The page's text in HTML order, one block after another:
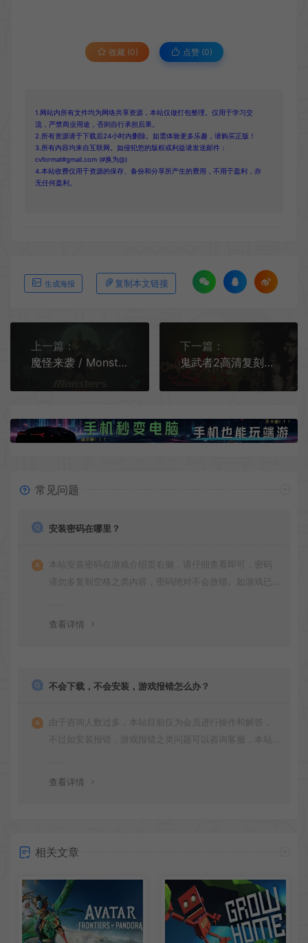
收藏 (0) 点赞 (0)
1.网站内所有文件均为网络共享资源，本站仅做打包整理。仅用于学习交
流，严禁商业用途，否则自行承担后果。
2.所有资源请于下载后24小时内删除。如需体验更多乐趣，请购买正版！
3.所有内容均来自互联网。如侵犯您的版权或利益请发送邮件：
cvformat#gmail.com (#换为@)
4.本站收费仅用于资源的保存、备份和分享所产生的费用，不用于盈利，亦
无任何盈利。
生成海报 复制本文链接
上一篇：
魔怪来袭 / Monsters are Coming 塔防生存肉鸽游戏
下一篇：
鬼武者2高清复刻版 / Onimusha 2 Samurais Destiny 经典动作游戏
常见问题
安装密码在哪里？
本站安装密码在游戏介绍页右侧，请仔细查看即可，密码
请勿多复制空格之类内容，密码绝对不会放错。如游戏已
查看详情
不会下载，不会安装，游戏报错怎么办？
由于咨询人数过多，本站目前仅为会员进行操作和解答，
不过如安装报错，游戏报错之类问题可以咨询客服，本站
查看详情
相关文章